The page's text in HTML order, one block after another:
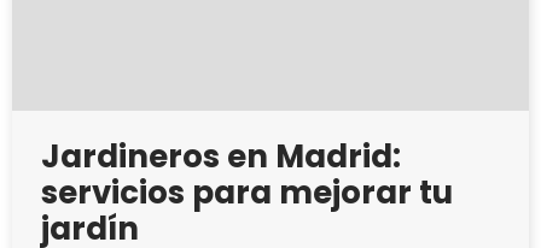
Jardineros en Madrid:
servicios para mejorar tu
jardín